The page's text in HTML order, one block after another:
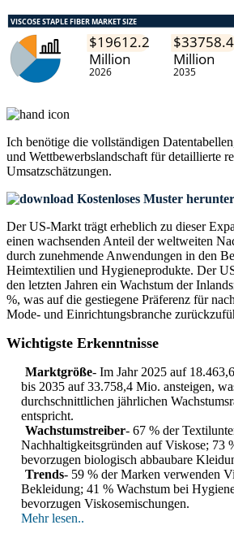
Ich benötige die vollständigen
und Wettbewerbslandschaft für detaillierte
Umsatzschätzungen.
Kostenloses Muster
Der US-Markt trägt erheblich zu dieser
einen wachsenden Anteil der weltweiten
durch zunehmende Anwendungen in den
Heimtextilien und Hygieneprodukte. Der
den letzten Jahren ein Wachstum der
%, was auf die gestiegene Präferenz für
Mode- und Einrichtungsbranche
Wichtigste Erkenntnisse
Marktgröße- Im Jahr 2025 auf
bis 2035 auf 33.758,4 Mio. ansteigen,
durchschnittlichen jährlichen
entspricht.
Wachstumstreiber- 67 % der
Nachhaltigkeitsgründen auf Viskose; 73
bevorzugen biologisch abbaubare
Trends- 59 % der Marken verwenden
Bekleidung; 41 % Wachstum bei
bevorzugen Viskosemischungen.
Mehr lesen..